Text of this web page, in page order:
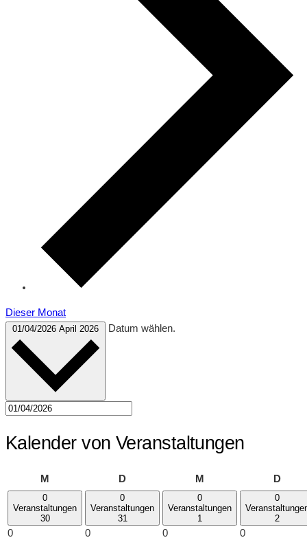
Dieser Monat
01/04/2026 April 2026 Datum wählen.
Kalender von Veranstaltungen
M DDienstag M D
0
Veranstaltungen
30
0
0
Veranstaltungen
31
0
0
Veranstaltungen
1
0
0
2
0